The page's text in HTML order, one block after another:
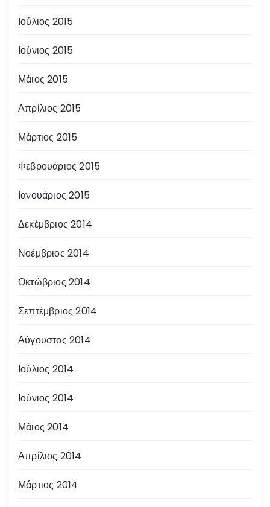
Ιούλιος 2015
Ιούνιος 2015
Μάιος 2015
Απρίλιος 2015
Μάρτιος 2015
Φεβρουάριος 2015
Ιανουάριος 2015
Δεκέμβριος 2014
Νοέμβριος 2014
Οκτώβριος 2014
Σεπτέμβριος 2014
Αύγουστος 2014
Ιούλιος 2014
Ιούνιος 2014
Μάιος 2014
Απρίλιος 2014
Μάρτιος 2014